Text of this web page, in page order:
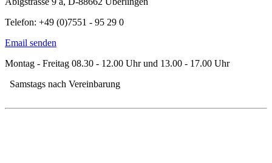
Telefon: +49 (0)7551 - 95 29 0
Email senden
Montag - Freitag 08.30 - 12.00 Uhr und 13.00 - 17.00 Uhr
Samstags nach Vereinbarung